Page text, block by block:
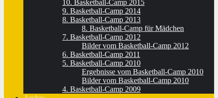
10. Basketball-Camp 2015
9. Basketball-Camp 2014
8. Basketball-Camp 2013
8. Basketball-Camp für Mädchen
7. Basketball-Camp 2012
Bilder vom Basketball-Camp 2012
6. Basketball-Camp 2011
5. Basketball-Camp 2010
Ergebnisse vom Basketball-Camp 2010
Bilder vom Basketball-Camp 2010
4. Basketball-Camp 2009